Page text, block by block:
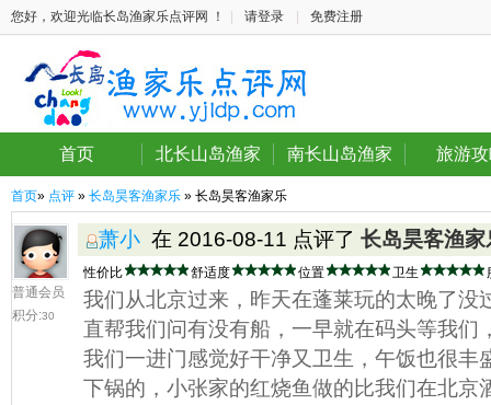
您好，欢迎光临长岛渔家乐点评网 ！ 请登录 免费注册
首页 北长山岛渔家 南长山岛渔家 旅游
首页» 点评 » 长岛昊客渔家乐 » 长岛昊客渔家乐
普通会员
积分:30
萧小 在 2016-08-11 点评了 长岛昊客渔家
性价比 舒适度 位置 卫生
我们从北京过来，昨天在蓬莱玩的太晚了没
直帮我们问有没有船，一早就在码头等我们
我们一进门感觉好干净又卫生，午饭也很丰
下锅的，小张家的红烧鱼做的比我们在北京